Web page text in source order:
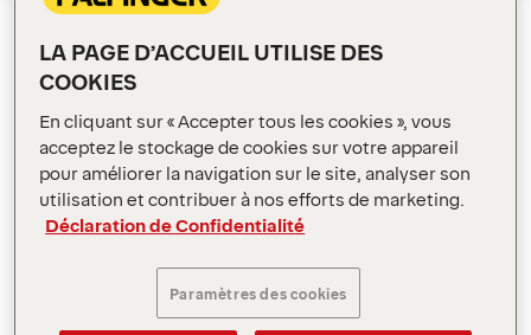
PALFINGER
Nous souhaitons vous informer :
de qui nous sommes et comment vous pouvez
nous contacter ;
quelles données personnelles vous concernant
nous traitons, de quelle manière et à quelles
fins ;
quels sont vos droits en lien avec ce traitement
des données.
LA PAGE D’ACCUEIL UTILISE DES
COOKIES
En cliquant sur « Accepter tous les cookies », vous
acceptez le stockage de cookies sur votre appareil
pour améliorer la navigation sur le site, analyser son
utilisation et contribuer à nos efforts de marketing.
Déclaration de Confidentialité
Paramètres des cookies